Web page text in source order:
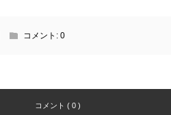
コメント: 0
コメント ( 0 )